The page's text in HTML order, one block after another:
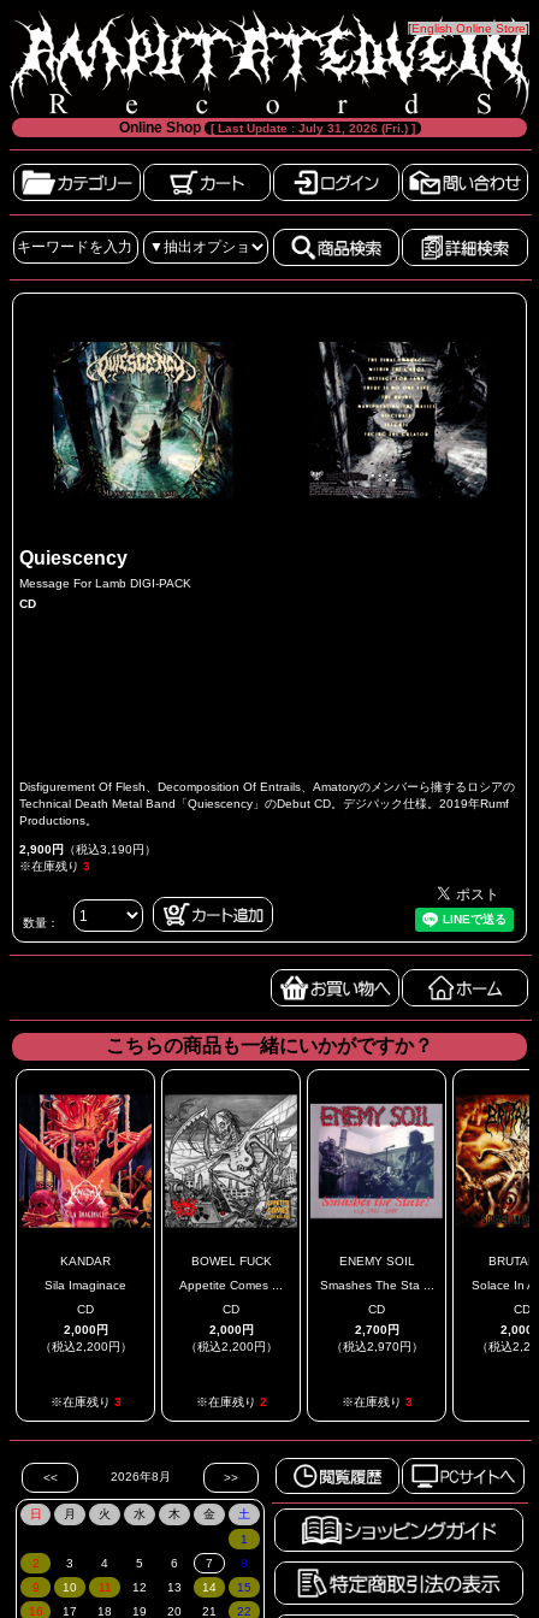
[English Online Store]
Online Shop [ Last Update : July 31, 2026 (Fri.) ]
Quiescency
Message For Lamb DIGI-PACK
CD
Disfigurement Of Flesh、Decomposition Of Entrails、Amatoryのメンバーら擁するロシアの
Technical Death Metal Band「Quiescency」のDebut CD。デジパック仕様。2019年Rumf
Productions。
2,900円 （税込3,190円）
※在庫残り 3
数量：
こちらの商品も一緒にいかがですか？
KANDAR
Sila Imaginace
CD
2,000円
（税込2,200円）
※在庫残り 3
BOWEL FUCK
Appetite Comes ...
CD
2,000円
（税込2,200円）
※在庫残り 2
ENEMY SOIL
Smashes The Sta ...
CD
2,700円
（税込2,970円）
※在庫残り 3
Solace In
CD
2,000
（税込